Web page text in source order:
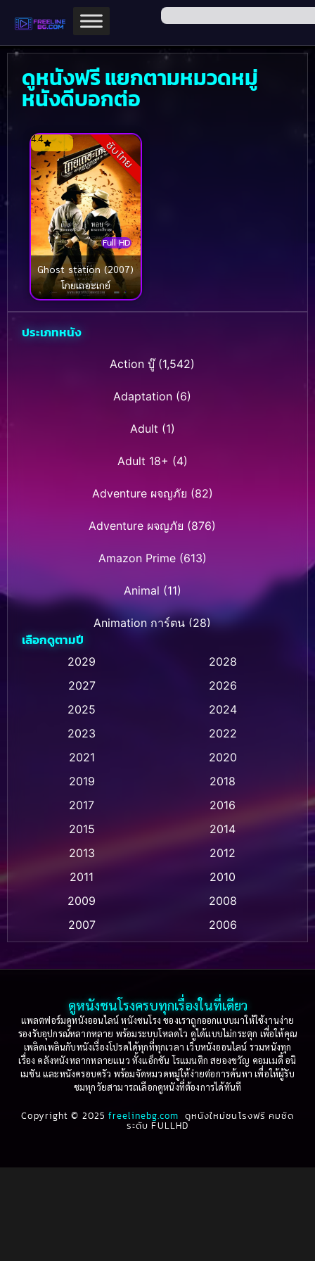
ดูหนังฟรี แยกตามหมวดหมู่
หนังดีบอกต่อ
ซับไทย
Full HD
4.4
Ghost station (2007)
โกยเถอะเกย์
ประเภทหนัง
Action บู๊(1,542)
Adaptation (6)
Adult (1)
Adult 18+ (4)
Adventure ผจญภัย (82)
Adventure ผจญภัย (876)
Amazon Prime(613)
Animal (11)
Animation การ์ตูน (28)
Animation การ์ตูน (236)
Animation การ์ตูน (32)
Animation แอนิเมชั่น (1)
Animation แอนิเมชัน (1)
Based on a True Story เรื่องจริง(75)
Based on Novel(16)
Betrayal(1)
Biography(3)
เลือกดูตามปี
2029
2028
2027
2026
2025
2024
2023
2022
2021
2020
2019
2018
2017
2016
2015
2014
2013
2012
2011
2010
2009
2008
2007
2006
2005
2004
2003
2002
2001
2000
1999
1998
1997
1996
1995
1994
1993
1992
1991
1990
ดูหนังชนโรงครบทุกเรื่องในที่เดียว
แพลตฟอร์มดูหนังออนไลน์ หนังชนโรง ของเราถูกออกแบบมาให้ใช้งานง่าย
รองรับอุปกรณ์หลากหลาย พร้อมระบบโหลดไว ดูได้แบบไม่กระตุก เพื่อให้คุณ
เพลิดเพลินกับหนังเรื่องโปรดได้ทุกที่ทุกเวลา เว็บหนังออนไลน์ รวมหนังทุก
เรื่อง คลังหนังหลากหลายแนว ทั้งแอ็กชัน โรแมนติก สยองขวัญ คอมเมดี้ อนิ
เมชัน และหนังครอบครัว พร้อมจัดหมวดหมู่ให้ง่ายต่อการค้นหา เพื่อให้ผู้รับ
ชมทุกวัยสามารถเลือกดูหนังที่ต้องการได้ทันที
Copyright © 2025freelinebg.com ดูหนังใหม่ชนโรงฟรี คมชัด
ระดับ FULLHD